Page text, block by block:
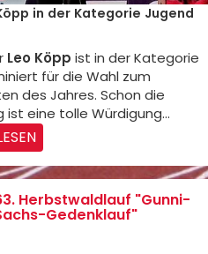
in der Kategorie Jugend
Leo Köpp ist in der Kategorie
für die Wahl zum
des Jahres. Schon die
ist eine tolle Würdigung…
Herbstwaldlauf "Gunni-
Gedenklauf"